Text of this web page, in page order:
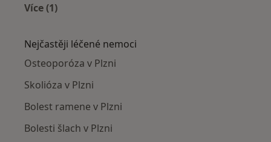
Více (1)
Nejčastěji léčené nemoci
Osteoporóza v Plzni
Skolióza v Plzni
Bolest ramene v Plzni
Bolesti šlach v Plzni